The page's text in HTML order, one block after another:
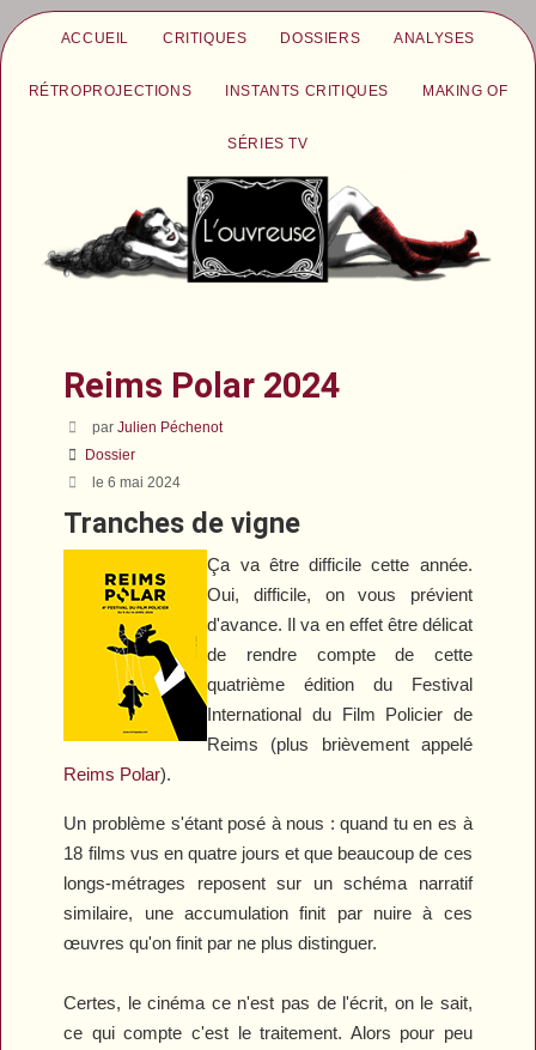
ACCUEIL CRITIQUES DOSSIERS ANALYSES
RÉTROPROJECTIONS INSTANTS CRITIQUES MAKING OF
SÉRIES TV
Reims Polar 2024
parJulien Péchenot
Dossier
le 6 mai 2024
Tranches de vigne
Ça va être difficile cette année.
Oui, difficile, on vous prévient
d'avance. Il va en effet être délicat
de rendre compte de cette
quatrième édition du Festival
International du Film Policier de
Reims (plus brièvement appelé
Reims Polar).
Un problème s'étant posé à nous : quand tu en es à
18 films vus en quatre jours et que beaucoup de ces
longs-métrages reposent sur un schéma narratif
similaire, une accumulation finit par nuire à ces
œuvres qu'on finit par ne plus distinguer.
Certes, le cinéma ce n'est pas de l'écrit, on le sait,
ce qui compte c'est le traitement. Alors pour peu